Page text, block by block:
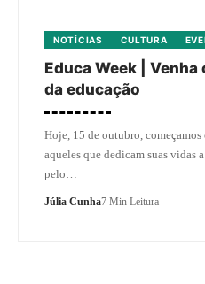
NOTÍCIAS CULTURA
Educa Week |
da educação
Hoje, 15 de outubro,
aqueles que dedicam suas vidas
pelo…
Júlia Cunha7 Min Leitura